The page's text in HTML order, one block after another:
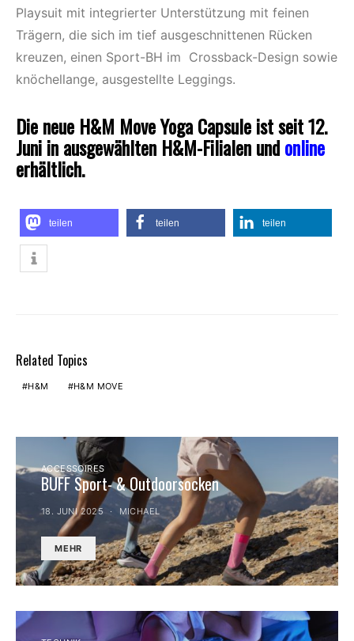
Playsuit mit integrierter Unterstützung mit feinen
Trägern, die sich im tief ausgeschnittenen Rücken
kreuzen, einen Sport-BH im ​ Crossback-Design sowie
knöchellange, ausgestellte Leggings.
Die neue H&M Move Yoga Capsule ist seit 12.
Juni in ausgewählten H&M-Filialen undonline
erhältlich.
teilen teilen teilen
Related Topics
H&M H&M MOVE
ACCESSOIRES
BUFF Sport- & Outdoorsocken
18. JUNI 2025 MICHAEL
MEHR